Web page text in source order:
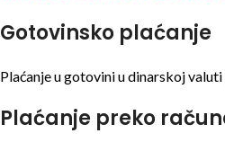
Gotovinsko plaćanje
Plaćanje u gotovini u dinarskoj valuti
Plaćanje preko